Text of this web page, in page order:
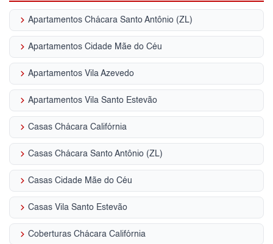
keyboard_arrow_right Apartamentos Chácara Santo Antônio (ZL)
keyboard_arrow_right Apartamentos Cidade Mãe do Céu
keyboard_arrow_right Apartamentos Vila Azevedo
keyboard_arrow_right Apartamentos Vila Santo Estevão
keyboard_arrow_right Casas Chácara Califórnia
keyboard_arrow_right Casas Chácara Santo Antônio (ZL)
keyboard_arrow_right Casas Cidade Mãe do Céu
keyboard_arrow_right Casas Vila Santo Estevão
keyboard_arrow_right Coberturas Chácara Califórnia